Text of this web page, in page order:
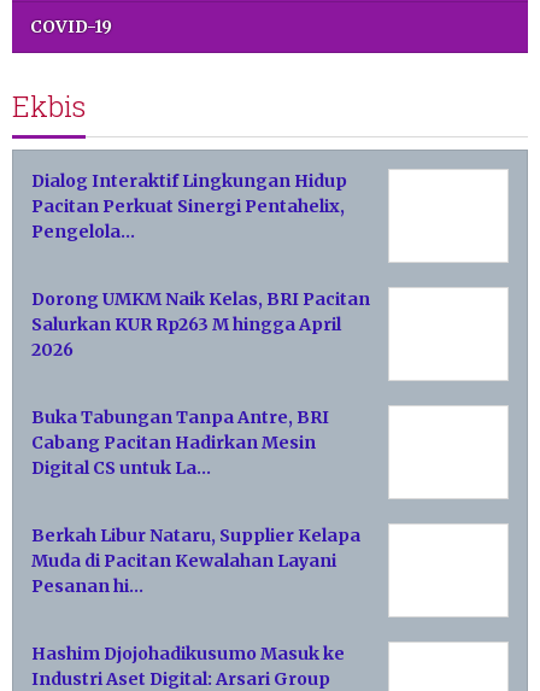
COVID-19
Ekbis
Dialog Interaktif Lingkungan Hidup
Pacitan Perkuat Sinergi Pentahelix,
Pengelola…
Dorong UMKM Naik Kelas, BRI Pacitan
Salurkan KUR Rp263 M hingga April
2026
Buka Tabungan Tanpa Antre, BRI
Cabang Pacitan Hadirkan Mesin
Digital CS untuk La…
Berkah Libur Nataru, Supplier Kelapa
Muda di Pacitan Kewalahan Layani
Pesanan hi…
Hashim Djojohadikusumo Masuk ke
Industri Aset Digital: Arsari Group